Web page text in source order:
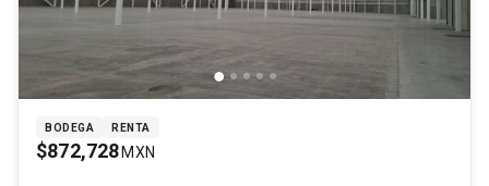
BODEGA RENTA
$872,728 MXN